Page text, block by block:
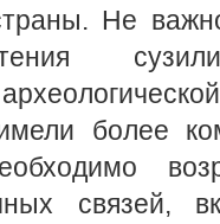
Не
более
связей,